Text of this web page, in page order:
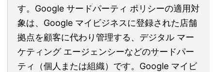
す。Google サードパーティ ポリシーの適用対
象は、Google マイビジネスに登録された店舗
拠点を顧客に代わり管理する、デジタル マー
ケティング エージェンシーなどのサードパー
ティ（個人または組織）です。Google マイビ